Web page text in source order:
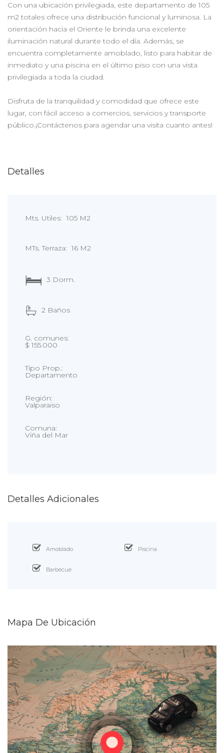
Con una ubicación privilegiada, este departamento de 105
m2 totales ofrece una distribución funcional y luminosa. La
orientación hacia el Oriente le brinda una excelente
iluminación natural durante todo el día. Además, se
encuentra completamente amoblado, listo para habitar de
inmediato y una piscina en el último piso con una vista
privilegiada a toda la ciudad.
Disfruta de la tranquilidad y comodidad que ofrece este
lugar, con fácil acceso a comercios, servicios y transporte
público.¡Contáctenos para agendar una visita cuanto antes!
Detalles
Mts. Utiles: 105 M2
MTs. Terraza: 16 M2
3 Dorm.
2 Baños
G. comunes:
$ 155.000
Tipo Prop.:
Departamento
Región:
Valparaiso
Comuna:
Viña del Mar
Detalles Adicionales
Amoblado Piscina
Barbecue
Mapa De Ubicación